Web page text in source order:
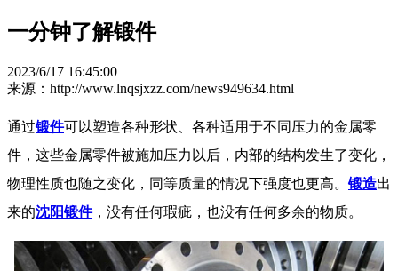
一分钟了解锻件
2023/6/17 16:45:00
来源：http://www.lnqsjxzz.com/news949634.html
通过锻件可以塑造各种形状、各种适用于不同压力的金属零
件，这些金属零件被施加压力以后，内部的结构发生了变化，
物理性质也随之变化，同等质量的情况下强度也更高。 锻造出
来的沈阳锻件，没有任何瑕疵，也没有任何多余的物质。